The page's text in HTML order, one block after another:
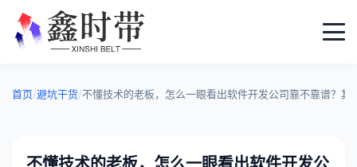
首页/避坑干货/不懂技术的老板，怎么一眼看出软件开发公司靠不靠谱？其